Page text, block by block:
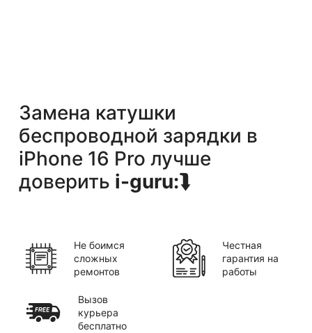
Замена катушки
беспроводной зарядки в
iPhone 16 Pro лучше
доверить i-guru:⮯
Не боимся
сложных
ремонтов
Честная
гарантия на
работы
Вызов
курьера
бесплатно